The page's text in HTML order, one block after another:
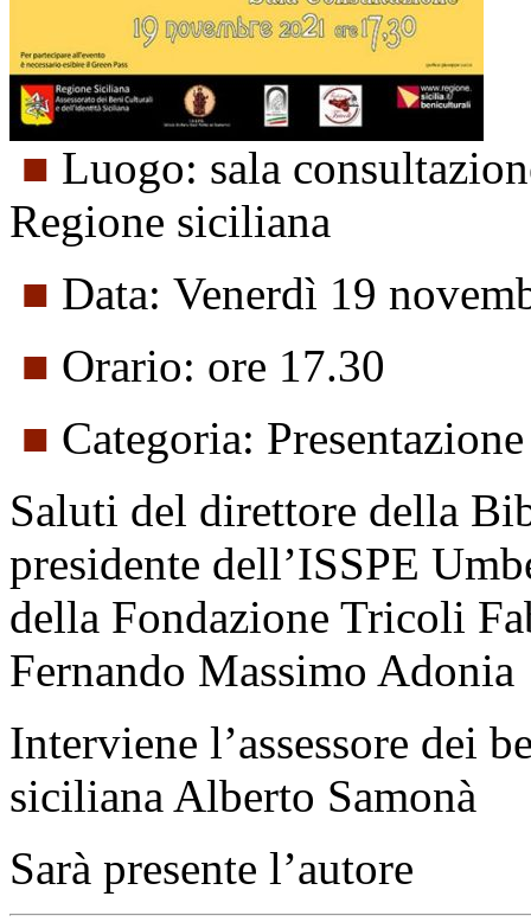
■ Luogo: sala
Regione siciliana
■ Data: Venerdì 19
■ Orario: ore 17.30
■ Categoria:
Saluti del direttore della
presidente dell’ISSPE
della Fondazione Tricoli
Fernando Massimo Adonia
Interviene l’assessore dei
siciliana Alberto Samonà
Sarà presente l’autore